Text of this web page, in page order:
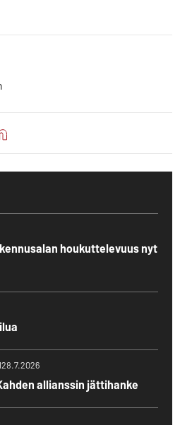
Jako:
Jaa
artikkeli
LinkedIn:ssä
houkuttelevuus nyt
28.7.2026
allianssin jättihanke